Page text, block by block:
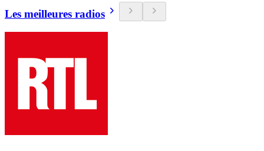
Les meilleures radios